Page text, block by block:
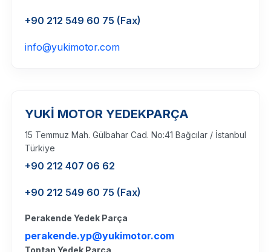
+90 212 549 60 75 (Fax)
info@yukimotor.com
YUKİ MOTOR YEDEKPARÇA
15 Temmuz Mah. Gülbahar Cad. No:41 Bağcılar / İstanbul
Türkiye
+90 212 407 06 62
+90 212 549 60 75 (Fax)
Perakende Yedek Parça
perakende.yp@yukimotor.com
Toptan Yedek Parça